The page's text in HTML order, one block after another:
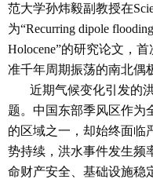
范大学孙炜毅副教授在
为“Recurring dipole
Holocene”的研究论文，
准千年周期振荡的南北偶
近期气候变化引发的
题。中国东部季风区作为
的区域之一，却始终面临
势持续，洪水事件发生频
命财产安全、基础设施稳